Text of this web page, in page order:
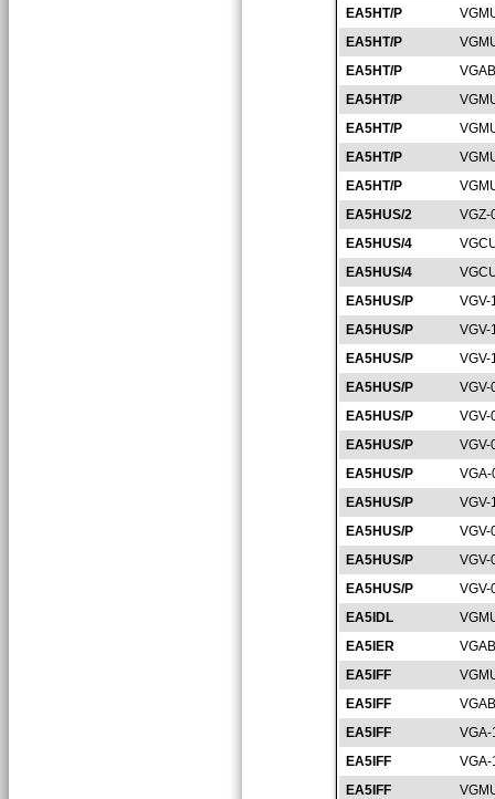
EA5HT/P
EA5HT/P
EA5HT/P
EA5HT/P
EA5HT/P
EA5HT/P
EA5HT/P
EA5HUS/2
VGZ-
EA5HUS/4
EA5HUS/4
EA5HUS/P
VGV-
EA5HUS/P
VGV-
EA5HUS/P
VGV-
EA5HUS/P
VGV-
EA5HUS/P
VGV-
EA5HUS/P
VGV-
EA5HUS/P
EA5HUS/P
VGV-
EA5HUS/P
VGV-
EA5HUS/P
VGV-
EA5HUS/P
VGV-
EA5IDL
EA5IER
EA5IFF
EA5IFF
EA5IFF
EA5IFF
EA5IFF